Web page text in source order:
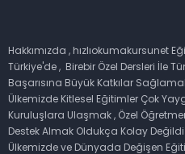
Hakkımızda , hızlıokumakursunet
Türkiye'de , Birebir Özel Dersleri İle
Başarısına Büyük Katkılar
Ülkemizde Kitlesel Eğitimler Çok
Kuruluşlara Ulaşmak , Özel
Destek Almak Oldukça Kolay
Ülkemizde ve Dünyada Değişen
Cevap Yaz